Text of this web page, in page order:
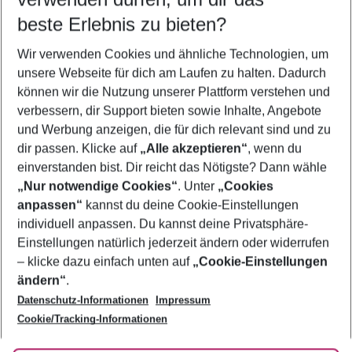
5-8 Nächte
2 Erwachsene Keine Kinder
Mehr Filter anzeigen
Footer
Footer navigation
Über uns
AGB
Bestpreisgarantie
Cookie-Einstellungen ändern
Cookie-Richtlinie
Agenturbetreuung
Barrierefreies Reisen
Folge uns
beste Erlebnis zu bieten?
Wir verwenden Cookies und ähnliche Technologien, um
unsere Webseite für dich am Laufen zu halten. Dadurch
können wir die Nutzung unserer Plattform verstehen und
verbessern, dir Support bieten sowie Inhalte, Angebote
und Werbung anzeigen, die für dich relevant sind und zu
dir passen. Klicke auf „Alle akzeptieren“, wenn du
einverstanden bist. Dir reicht das Nötigste? Dann wähle
„Nur notwendige Cookies“. Unter „Cookies
anpassen“ kannst du deine Cookie-Einstellungen
individuell anpassen. Du kannst deine Privatsphäre-
Einstellungen natürlich jederzeit ändern oder widerrufen
– klicke dazu einfach unten auf „Cookie-Einstellungen
ändern“.
Datenschutz-Informationen
Impressum
Cookie/Tracking-Informationen